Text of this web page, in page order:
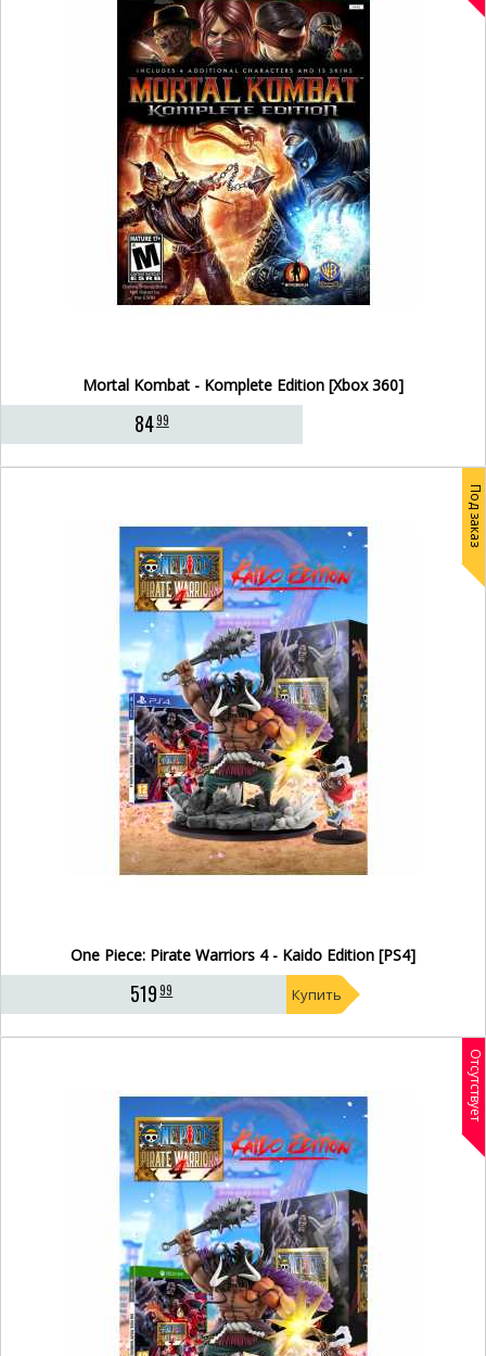
Mortal Kombat - Komplete Edition [Xbox 360]
8499
Под заказ
One Piece: Pirate Warriors 4 - Kaido Edition [PS4]
51999 Купить
Отсутствует